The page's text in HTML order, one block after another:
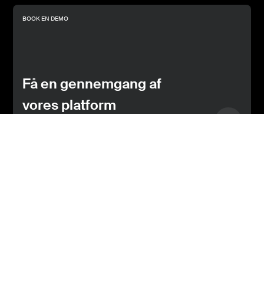
BOOK EN DEMO
Få en gennemgang af
vores platform